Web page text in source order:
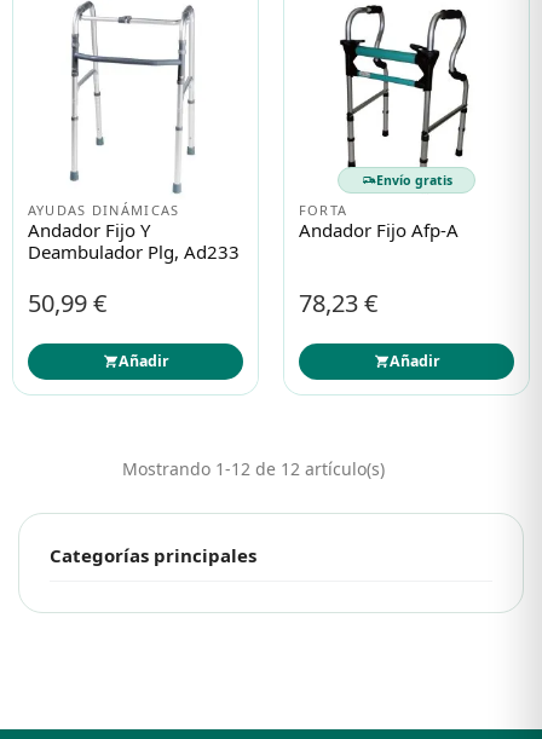
Categorías principales
AYUDAS DINÁMICAS
Andador Fijo Y
Deambulador Plg, Ad233
50,99 €
Añadir
Envío gratis
FORTA
Andador Fijo Afp-A
78,23 €
Añadir
Mostrando 1-12 de 12 artículo(s)